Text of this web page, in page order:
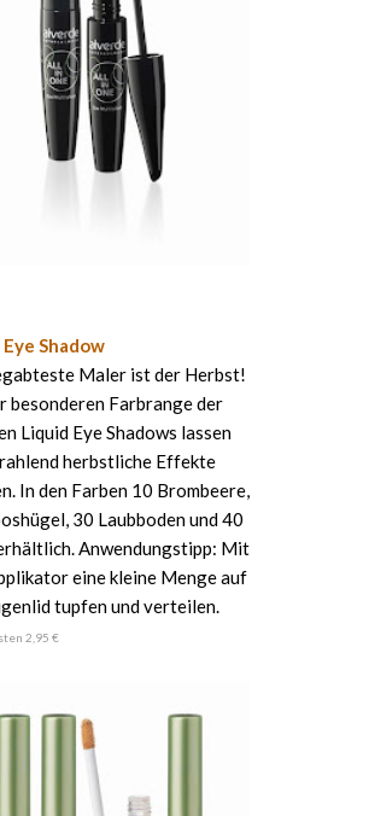
Shadow
Maler ist der Herbst!
besonderen Farbrange der
Liquid Eye Shadows lassen
herbstliche Effekte
In den Farben 10 Brombeere,
30 Laubboden und 40
Anwendungstipp: Mit
eine kleine Menge auf
tupfen und verteilen.
2,95 €